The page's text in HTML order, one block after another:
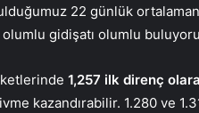
22 günlük
gidişatı olumlu
1,257 ilk direnç
kazandırabilir. 1.280 ve